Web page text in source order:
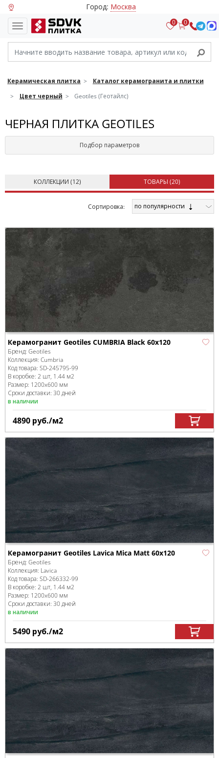
Город: Москва
0 0
Керамическая плитка
Каталог керамогранита и плитки
Цвет черный
Geotiles (Геотайлс)
ЧЕРНАЯ ПЛИТКА GEOTILES
Подбор параметров
КОЛЛЕКЦИИ (12) ТОВАРЫ (20)
Cортировка: по популярности
Керамогранит Geotiles CUMBRIA Black 60x120
Бренд: Geotiles
Коллекция: Cumbria
Код товара: SD-245795-99
В коробке: 2 шт, 1.44 м2
Размер: 1200x600 мм
Сроки доставки: 30 дней
в наличии
4890 руб./м2
Керамогранит Geotiles Lavica Mica Matt 60x120
Бренд: Geotiles
Коллекция: Lavica
Код товара: SD-266332-99
В коробке: 2 шт, 1.44 м2
Размер: 1200x600 мм
Сроки доставки: 30 дней
в наличии
5490 руб./м2